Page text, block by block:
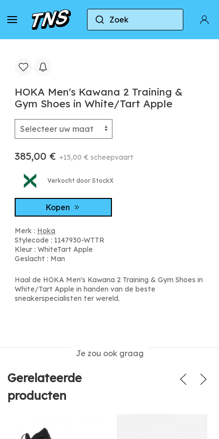
Zoek
Naar huis HOKA Men's Kawana 2
HOKA Men's Kawana 2 Training &
Gym Shoes in White/Tart Apple
385,00 € +15,00 € scheepvaart
Verkocht door StockX
Kopen
Merk : Hoka
Stylecode : 1147930-WTTR
Kleur : WhiteTart Apple
Geslacht : Man
Haal de HOKA Men's Kawana 2 Training & Gym Shoes in
White/Tart Apple in handen van de beste
sneakerspecialisten ter wereld.
Je zou ook graag
Gerelateerde
producten